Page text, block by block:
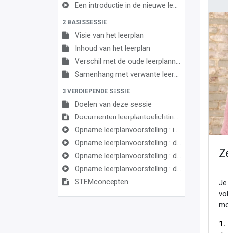
Een introductie in de nieuwe leerplannen van de derde graad
2 BASISSESSIE
Visie van het leerplan
Inhoud van het leerplan
Verschil met de oude leerplannen
Samenhang met verwante leerplannen
3 VERDIEPENDE SESSIE
Doelen van deze sessie
Documenten leerplantoelichting
Opname leerplanvoorstelling : inleiding en STEM
Opname leerplanvoorstelling : deel biologie
Opname leerplanvoorstelling : deel chemie
Opname leerplanvoorstelling : deel fysica
STEMconcepten
Je
1.